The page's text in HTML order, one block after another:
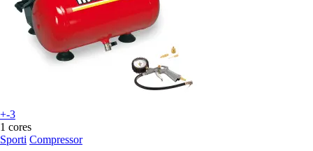
+-3
1 cores
Sporti Compressor